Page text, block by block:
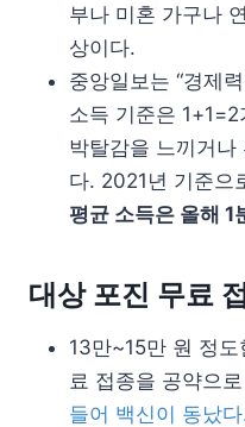
부나 미혼 가구나
상이다.
중앙일보는 “경제
소득 기준은
박탈감을 느끼거나
다. 2021년 기준으
평균 소득은 올해 1
대상 포진 무료
13만~15만 원 정
료 접종을 공약으
들어 백신이 동났